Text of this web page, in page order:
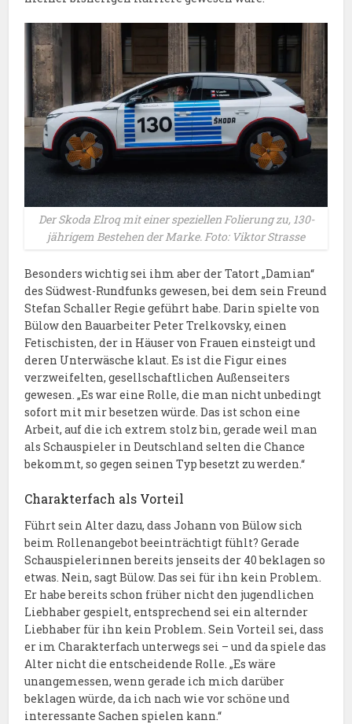
Der Skoda Elroq mit einer speziellen Folierung zu, 130-
jährigem Bestehen der Marke. Foto: Viktor Strasse
Besonders wichtig sei ihm aber der Tatort „Damian“
des Südwest-Rundfunks gewesen, bei dem sein Freund
Stefan Schaller Regie geführt habe. Darin spielte von
Bülow den Bauarbeiter Peter Trelkovsky, einen
Fetischisten, der in Häuser von Frauen einsteigt und
deren Unterwäsche klaut. Es ist die Figur eines
verzweifelten, gesellschaftlichen Außenseiters
gewesen. „Es war eine Rolle, die man nicht unbedingt
sofort mit mir besetzen würde. Das ist schon eine
Arbeit, auf die ich extrem stolz bin, gerade weil man
als Schauspieler in Deutschland selten die Chance
bekommt, so gegen seinen Typ besetzt zu werden.“
Charakterfach als Vorteil
Führt sein Alter dazu, dass Johann von Bülow sich
beim Rollenangebot beeinträchtigt fühlt? Gerade
Schauspielerinnen bereits jenseits der 40 beklagen so
etwas. Nein, sagt Bülow. Das sei für ihn kein Problem.
Er habe bereits schon früher nicht den jugendlichen
Liebhaber gespielt, entsprechend sei ein alternder
Liebhaber für ihn kein Problem. Sein Vorteil sei, dass
er im Charakterfach unterwegs sei – und da spiele das
Alter nicht die entscheidende Rolle. „Es wäre
unangemessen, wenn gerade ich mich darüber
beklagen würde, da ich nach wie vor schöne und
interessante Sachen spielen kann.“